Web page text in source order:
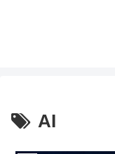
AI